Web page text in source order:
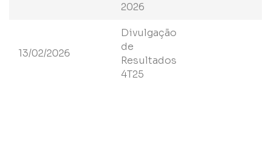
2026
13/02/2026
Divulgação
de
Resultados
4T25